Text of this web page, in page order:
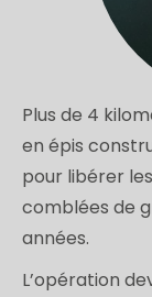
Plus de 4
en épis
pour libérer
comblées de
années.
L’opération